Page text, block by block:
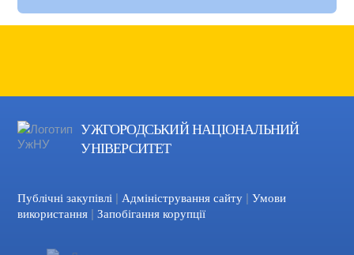
УЖГОРОДСЬКИЙ НАЦІОНАЛЬНИЙ
УНІВЕРСИТЕТ
Facebook
Публічні закупівлі | Адміністрування сайту | Умови
використання | Запобігання корупції